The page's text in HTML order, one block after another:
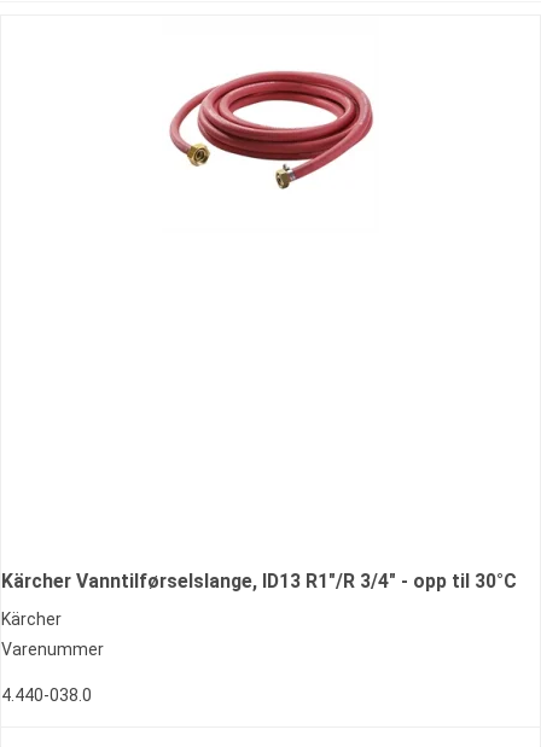
Kärcher Vanntilførselslange, ID13 R1"/R 3/4" - opp til 30°C
Kärcher
Varenummer
4.440-038.0